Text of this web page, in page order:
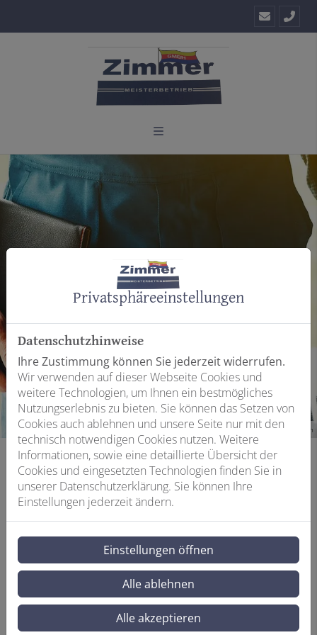
©Ivan Kruk - stock.adobe.com
Leistungen/Service/Reparaturauftrag
REPARATURAUFTRAG
Das Reparaturauftragsformular steht im Moment leider
nicht zur Verfügung. Nutzen Sie gern unser
Kontaktformular. Wir danken für Ihr Verständnis.
Privatsphäre­einstellungen
Datenschutzhinweise
Ihre Zustimmung können Sie jederzeit widerrufen.
Wir verwenden auf dieser Webseite Cookies und
weitere Technologien, um Ihnen ein bestmögliches
Nutzungserlebnis zu bieten. Sie können das Setzen von
Cookies auch ablehnen und unsere Seite nur mit den
technisch notwendigen Cookies nutzen. Weitere
Informationen, sowie eine detaillierte Übersicht der
Cookies und eingesetzten Technologien finden Sie in
unserer Datenschutzerklärung. Sie können Ihre
Einstellungen jederzeit ändern.
Einstellungen öffnen
Alle ablehnen
Alle akzeptieren